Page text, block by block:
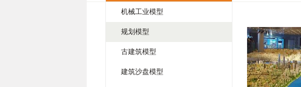
机械工业模型
规划模型
古建筑模型
建筑沙盘模型